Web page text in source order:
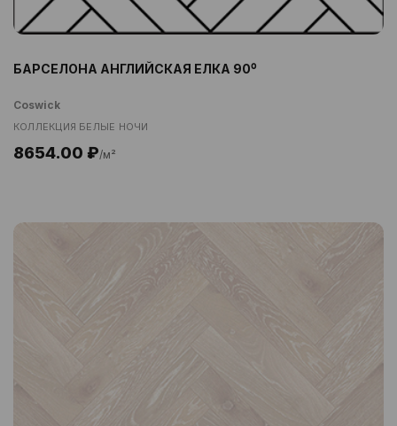
БАРСЕЛОНА АНГЛИЙСКАЯ ЕЛКА 90⁰
Coswick
КОЛЛЕКЦИЯ БЕЛЫЕ НОЧИ
8654.00 ₽/м²